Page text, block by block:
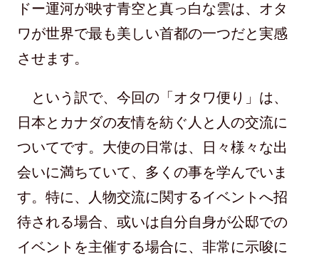
ドー運河が映す青空と真っ白な雲は、オタ
ワが世界で最も美しい首都の一つだと実感
させます。
という訳で、今回の「オタワ便り」は、
日本とカナダの友情を紡ぐ人と人の交流に
ついてです。大使の日常は、日々様々な出
会いに満ちていて、多くの事を学んでいま
す。特に、人物交流に関するイベントへ招
待される場合、或いは自分自身が公邸での
イベントを主催する場合に、非常に示唆に